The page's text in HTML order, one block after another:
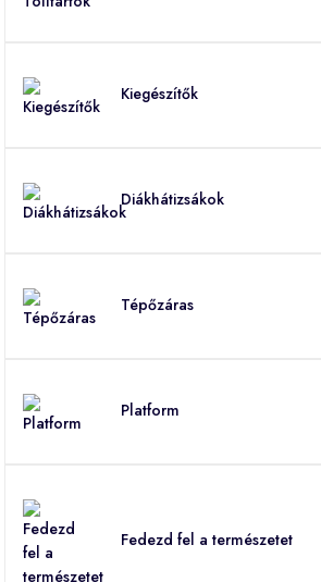
Kiegészítők
Diákhátizsákok
Tépőzáras
Platform
Fedezd fel a természetet